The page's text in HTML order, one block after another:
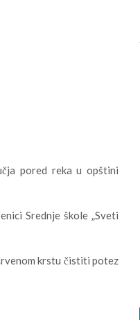
pored reka u opštini
Srednje škole „Sveti
krstu čistiti potez